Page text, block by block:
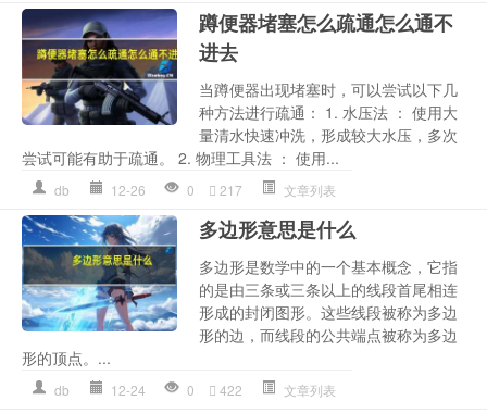
蹲便器堵塞怎么疏通怎么通不
进去
当蹲便器出现堵塞时，可以尝试以下几
种方法进行疏通： 1. 水压法 ： 使用大
量清水快速冲洗，形成较大水压，多次
尝试可能有助于疏通。 2. 物理工具法 ： 使用...
db 12-26 0 217 文章列表
多边形意思是什么
多边形是数学中的一个基本概念，它指
的是由三条或三条以上的线段首尾相连
形成的封闭图形。这些线段被称为多边
形的边，而线段的公共端点被称为多边
形的顶点。...
db 12-24 0 422 文章列表